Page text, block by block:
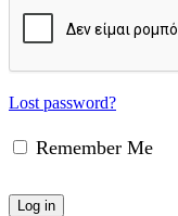
Lost password?
Remember Me
Log in